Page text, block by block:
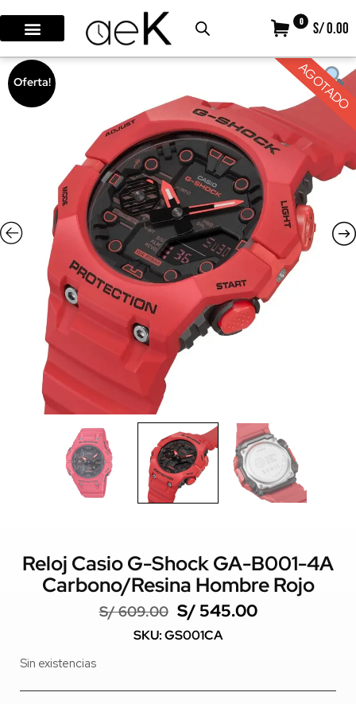
0 S/ 0.00
Oferta! AGOTADO
Reloj Casio G-Shock GA-B001-4A
Carbono/Resina Hombre Rojo
S/609.00 S/545.00
SKU: GS001CA
Sin existencias